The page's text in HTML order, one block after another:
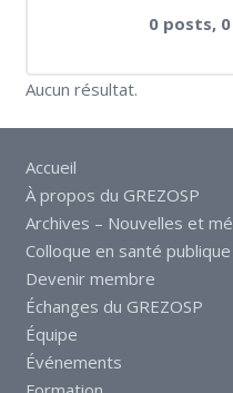
0 posts, 0
Aucun résultat.
Accueil
À propos du GREZOSP
Archives – Nouvelles et
Colloque en santé
Devenir membre
Échanges du GREZOSP
Équipe
Événements